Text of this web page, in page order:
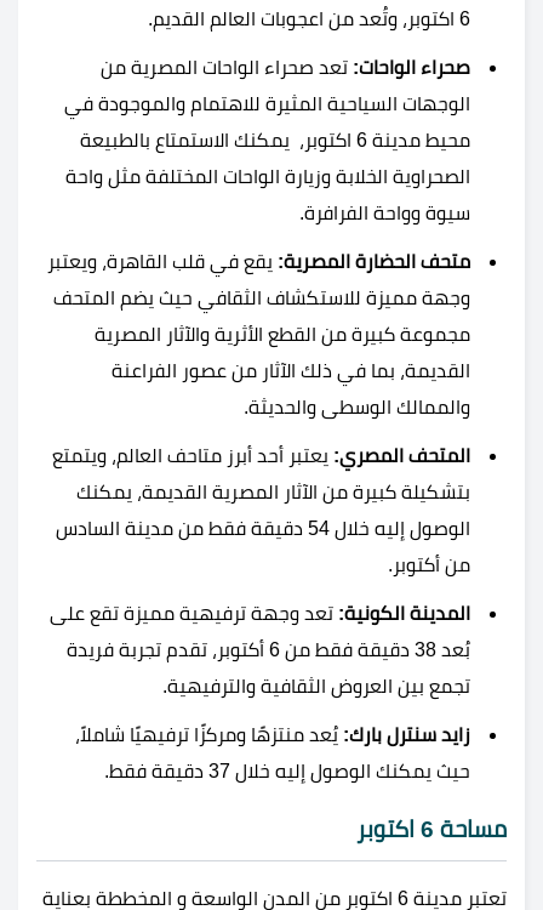
6 اكتوبر، وتُعد من اعجوبات العالم القديم.
صحراء الواحات: تعد صحراء الواحات المصرية من
الوجهات السياحية المثيرة للاهتمام والموجودة في
محيط مدينة 6 اكتوبر، يمكنك الاستمتاع بالطبيعة
الصحراوية الخلابة وزيارة الواحات المختلفة مثل واحة
سيوة وواحة الفرافرة.
متحف الحضارة المصرية: يقع في قلب القاهرة، ويعتبر
وجهة مميزة للاستكشاف الثقافي حيث يضم المتحف
مجموعة كبيرة من القطع الأثرية والآثار المصرية
القديمة، بما في ذلك الآثار من عصور الفراعنة
والممالك الوسطى والحديثة.
المتحف المصري: يعتبر أحد أبرز متاحف العالم، ويتمتع
بتشكيلة كبيرة من الآثار المصرية القديمة، يمكنك
الوصول إليه خلال 54 دقيقة فقط من مدينة السادس
من أكتوبر.
المدينة الكونية: تعد وجهة ترفيهية مميزة تقع على
بُعد 38 دقيقة فقط من 6 أكتوبر، تقدم تجربة فريدة
تجمع بين العروض الثقافية والترفيهية.
زايد سنترل بارك: يُعد منتزهًا ومركزًا ترفيهيًا شاملاً،
حيث يمكنك الوصول إليه خلال 37 دقيقة فقط.
مساحة 6 اكتوبر
تعتبر مدينة 6 اكتوبر من المدن الواسعة و المخططة بعناية